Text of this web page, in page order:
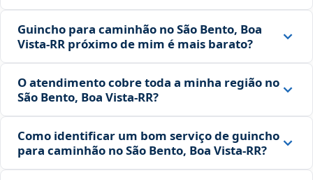
Guincho para caminhão no São Bento, Boa
Vista‑RR próximo de mim é mais barato?
O atendimento cobre toda a minha região no
São Bento, Boa Vista‑RR?
Como identificar um bom serviço de guincho
para caminhão no São Bento, Boa Vista‑RR?